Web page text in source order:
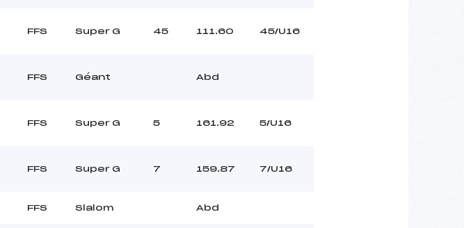
FFS Super G 45 111.60 45/U16
FFS Géant Abd
FFS Super G 5 161.92 5/U16
FFS Super G 7 159.87 7/U16
FFS Slalom Abd